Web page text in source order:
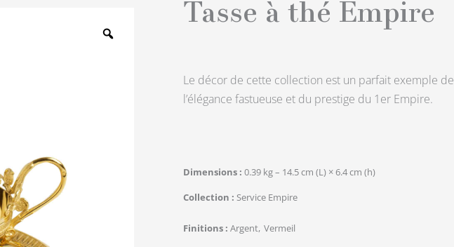
Tasse à thé Empire
Le décor de cette collection est un parfait exemple de
l’élégance fastueuse et du prestige du 1er Empire.
Dimensions 0.39 kg – 14.5 cm (L) × 6.4 cm (h)
Collection
Service Empire
Finitions Argent Vermeil